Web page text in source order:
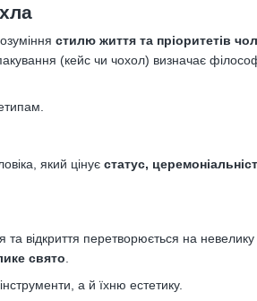
стилю життя та пріоритетів
пакування (кейс чи чохол) визначає
який цінує статус,
та відкриття перетворюється на
свято
а й їхню естетику.